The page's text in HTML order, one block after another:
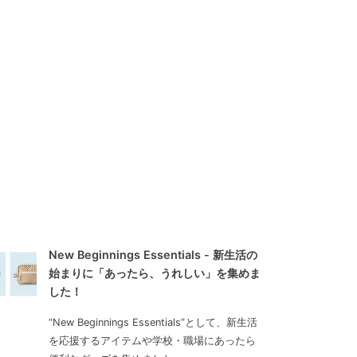
New Beginnings Essentials - 新生活の
始まりに「あったら、うれしい」を集めま
した！
“New Beginnings Essentials”として、新生活
を応援するアイテムや学校・職場にあったら